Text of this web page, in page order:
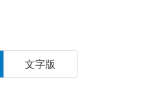
文字版